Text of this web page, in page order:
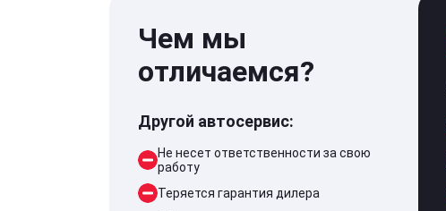
Чем мы
отличаемся?
Другой автосервис:
Не несет ответственности за свою
работу
Теряется гарантия дилера